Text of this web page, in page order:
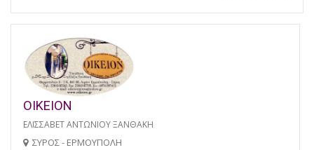
ΟΙΚΕΙΟΝ
ΕΛΙΣΣΑΒΕΤ ΑΝΤΩΝΙΟΥ ΞΑΝΘΑΚΗ
ΣΥΡΟΣ - ΕΡΜΟΥΠΟΛΗ